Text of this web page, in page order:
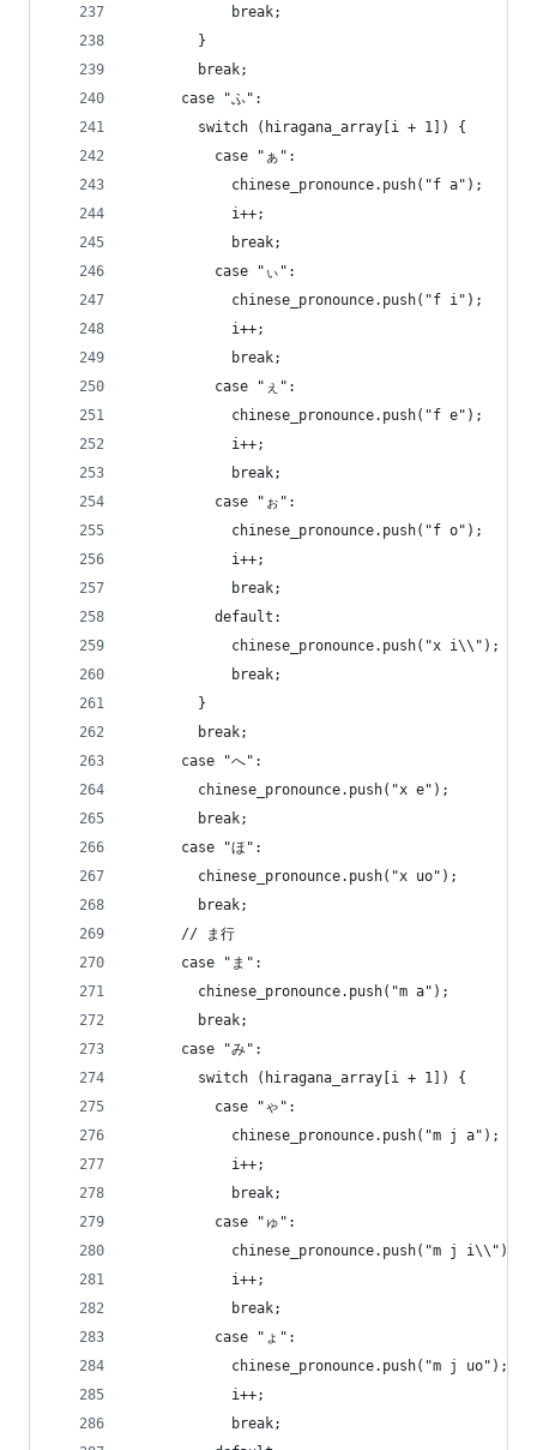
            break;
        }
        break;
      case "ふ":
        switch (hiragana_array[i + 1]) {
          case "ぁ":
            chinese_pronounce.push("f a");
            i++;
            break;
          case "ぃ":
            chinese_pronounce.push("f i");
            i++;
            break;
          case "ぇ":
            chinese_pronounce.push("f e");
            i++;
            break;
          case "ぉ":
            chinese_pronounce.push("f o");
            i++;
            break;
          default:
            chinese_pronounce.push("x i\\");
            break;
        }
        break;
      case "へ":
        chinese_pronounce.push("x e");
        break;
      case "ほ":
        chinese_pronounce.push("x uo");
        break;
      // ま行
      case "ま":
        chinese_pronounce.push("m a");
        break;
      case "み":
        switch (hiragana_array[i + 1]) {
          case "ゃ":
            chinese_pronounce.push("m j a");
            i++;
            break;
          case "ゅ":
            chinese_pronounce.push("m j i\\");
            i++;
            break;
          case "ょ":
            chinese_pronounce.push("m j uo");
            i++;
            break;